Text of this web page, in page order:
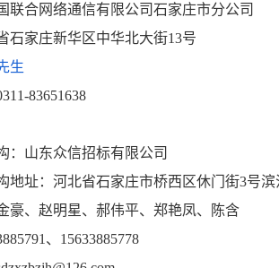
联合网络通信有限公司石家庄市分公司
石家庄新华区中华北大街13号
生
83651638
：山东众信招标有限公司
地址：河北省石家庄市桥西区休门街3号
豪、赵明星、郝伟平、郑艳凤、陈含
、15633885778